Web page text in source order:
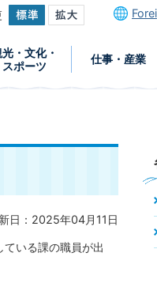
・文化・
スポーツ
仕事・産業
日：2025年04月11日
いる課の職員が出